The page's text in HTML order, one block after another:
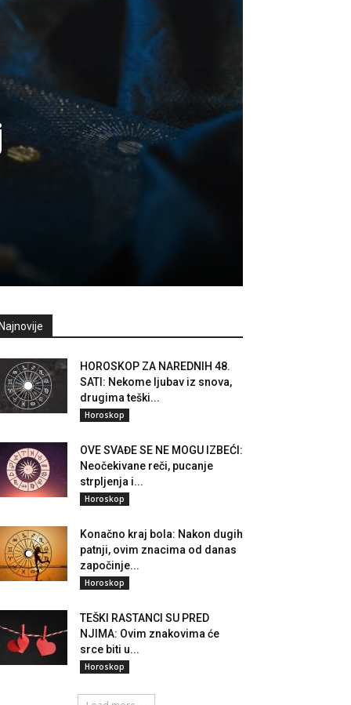
Najnovije
HOROSKOP ZA NAREDNIH 48.
SATI: Nekome ljubav iz snova,
drugima teški...
Horoskop
OVE SVAĐE SE NE MOGU IZBEĆI:
Neočekivane reči, pucanje
strpljenja i...
Horoskop
Konačno kraj bola: Nakon dugih
patnji, ovim znacima od danas
započinje...
Horoskop
TEŠKI RASTANCI SU PRED
NJIMA: Ovim znakovima će
srce biti u...
Horoskop